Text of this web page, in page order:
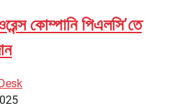
কোম্পানি পিএলসি’তে